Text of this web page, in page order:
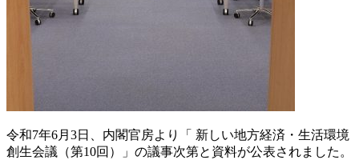
令和7年6月3日、内閣官房より「 新しい地方経済・生活環境
創生会議（第10回）」の議事次第と資料が公表されました。